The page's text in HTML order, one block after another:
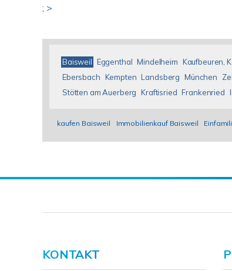
; >
Baisweil Eggenthal Mindelheim Kaufbeuren,
Ebersbach Kempten Landsberg München
Stötten am Auerberg Kraftisried Frankenried
kaufen Baisweil Immobilienkauf Baisweil
KONTAKT